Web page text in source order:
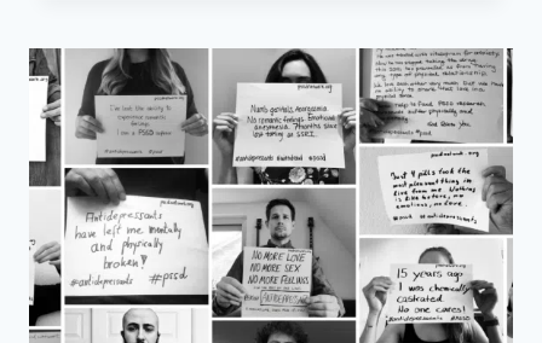
LOS
FÁRMACOS
ANTIDEPRESIVOS:
RIESGO
DE
SUICIDIO
Y
CONDUCTAS
VIOLENTAS